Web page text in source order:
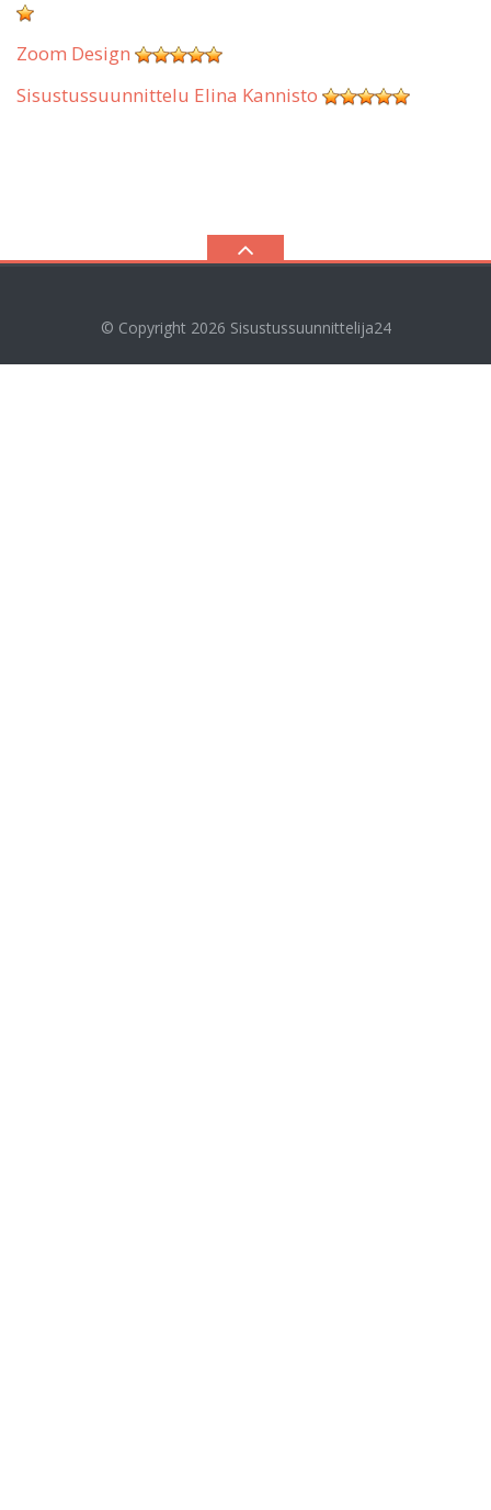
Zoom Design
Sisustussuunnittelu Elina Kannisto
© Copyright 2026 Sisustussuunnittelija24